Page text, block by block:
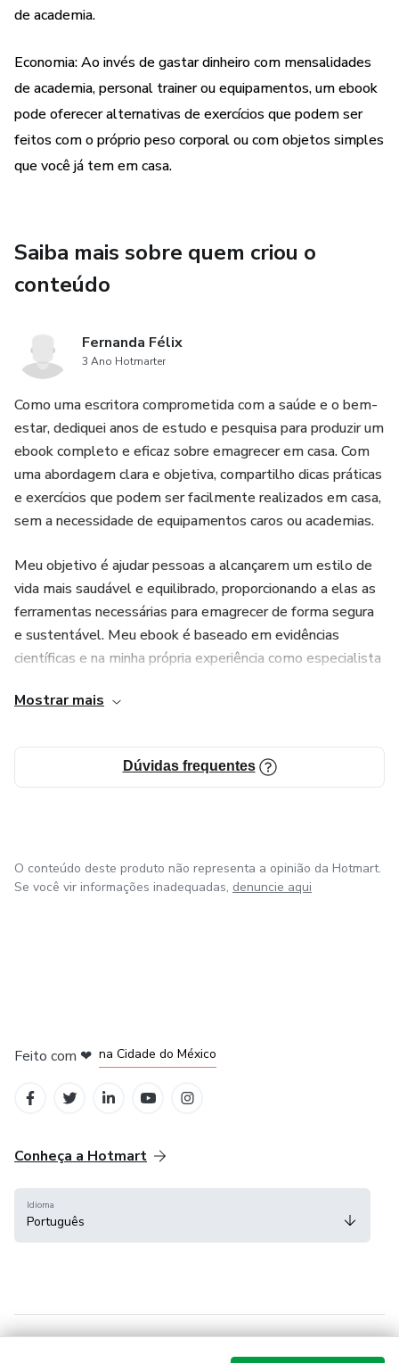
de academia.
Economia: Ao invés de gastar dinheiro com mensalidades
de academia, personal trainer ou equipamentos, um ebook
pode oferecer alternativas de exercícios que podem ser
feitos com o próprio peso corporal ou com objetos simples
que você já tem em casa.
Saiba mais sobre quem criou o
conteúdo
Fernanda Félix
3 Ano Hotmarter
Como uma escritora comprometida com a saúde e o bem-
estar, dediquei anos de estudo e pesquisa para produzir um
ebook completo e eficaz sobre emagrecer em casa. Com
uma abordagem clara e objetiva, compartilho dicas práticas
e exercícios que podem ser facilmente realizados em casa,
sem a necessidade de equipamentos caros ou academias.
Meu objetivo é ajudar pessoas a alcançarem um estilo de
vida mais saudável e equilibrado, proporcionando a elas as
ferramentas necessárias para emagrecer de forma segura
e sustentável. Meu ebook é baseado em evidências
científicas e na minha própria experiência como especialista
compartilhadas sejam precisas e confiáveis.
Mostrar mais
Dúvidas frequentes
O conteúdo deste produto não representa a opinião da Hotmart.
Se você vir informações inadequadas, denuncie aqui
Feito com ❤ na Cidade do México
Conheça a Hotmart
Idioma
Português